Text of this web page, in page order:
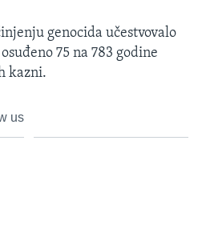
genocida učestvovalo
75 na 783 godine
kazni.
us